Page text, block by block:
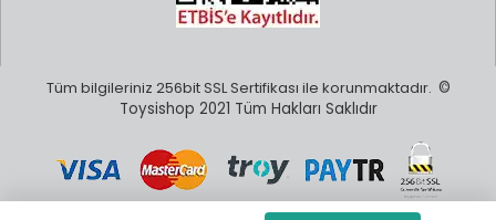
Tüm bilgileriniz 256bit SSL Sertifikası ile korunmaktadır. ©
Toysishop 2021 Tüm Hakları Saklıdır